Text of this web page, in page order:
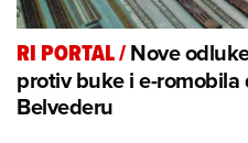
RI PORTAL/Nove
protiv buke i e-
Belvederu